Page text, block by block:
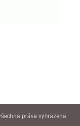
práva vyhrazena